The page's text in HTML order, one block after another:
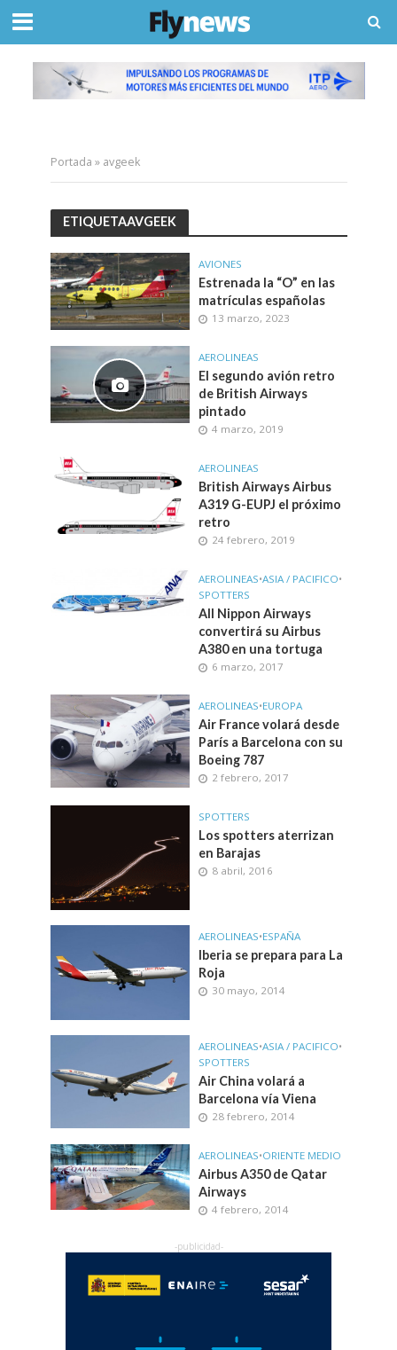
Portada » avgeek
ETIQUETAAVGEEK
AVIONES
Estrenada la “O” en las
matrículas españolas
13 marzo, 2023
AEROLINEAS
El segundo avión retro
de British Airways
pintado
4 marzo, 2019
AEROLINEAS
British Airways Airbus
A319 G-EUPJ el próximo
retro
24 febrero, 2019
AEROLINEAS•ASIA / PACIFICO•
SPOTTERS
All Nippon Airways
convertirá su Airbus
A380 en una tortuga
6 marzo, 2017
AEROLINEAS•EUROPA
Air France volará desde
París a Barcelona con su
Boeing 787
2 febrero, 2017
SPOTTERS
Los spotters aterrizan
en Barajas
8 abril, 2016
AEROLINEAS•ESPAÑA
Iberia se prepara para La
Roja
30 mayo, 2014
AEROLINEAS•ASIA / PACIFICO•
SPOTTERS
Air China volará a
Barcelona vía Viena
28 febrero, 2014
AEROLINEAS•ORIENTE MEDIO
Airbus A350 de Qatar
Airways
4 febrero, 2014